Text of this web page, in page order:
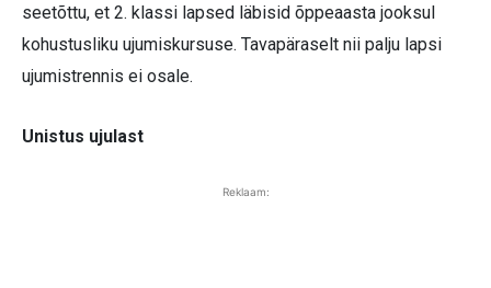
seetõttu, et 2. klassi lapsed läbisid õppeaasta jooksul
kohustusliku ujumiskursuse. Tavapäraselt nii palju lapsi
ujumistrennis ei osale.
Unistus ujulast
Reklaam: